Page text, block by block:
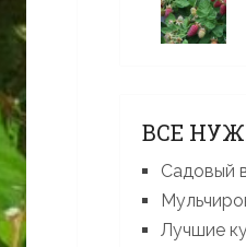
ВСЕ
Садовый
Лучшие